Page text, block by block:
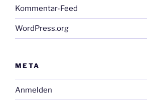
Kommentar-Feed
WordPress.org
META
Anmelden